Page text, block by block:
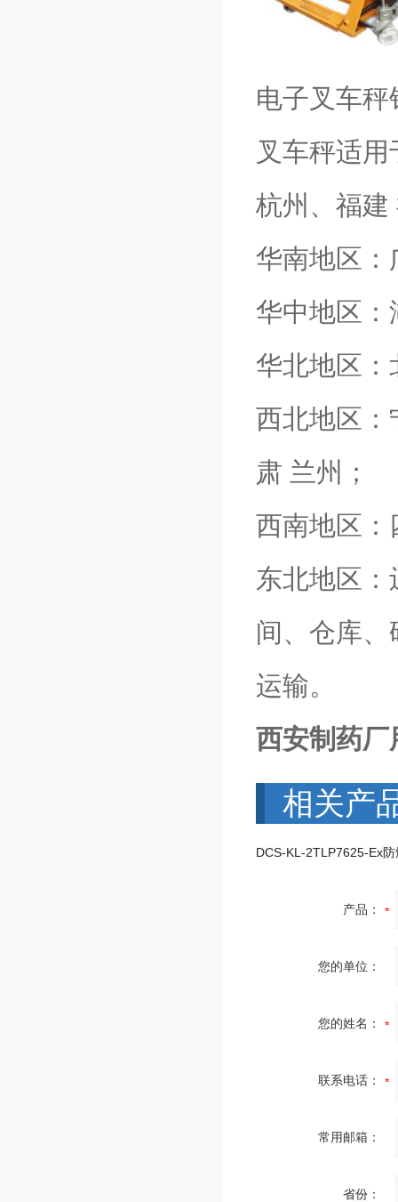
电子叉车
叉车秤适
杭州、福建
华南地区：
华中地区：
华北地区：
西北地区：
肃 兰州；
西南地区：
东北地区
间、仓库
运输。
西安制药
相关产
产品：
您的单位：
您的姓名：
联系电话：
常用邮箱：
省份：